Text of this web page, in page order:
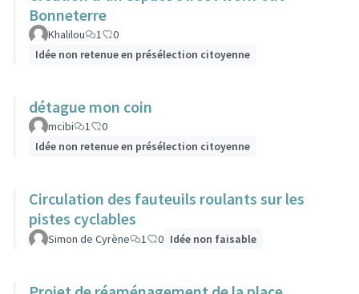
Bonneterre
Khalilou 1
0
Idée non retenue en présélection citoyenne
détague mon coin
mcibi 1
0
Idée non retenue en présélection citoyenne
Circulation des fauteuils roulants sur les
pistes cyclables
Simon de Cyrène 1 0 Idée non faisable